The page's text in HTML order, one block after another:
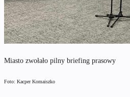
Miasto zwołało pilny briefing prasowy
Foto: Kacper Komaiszko